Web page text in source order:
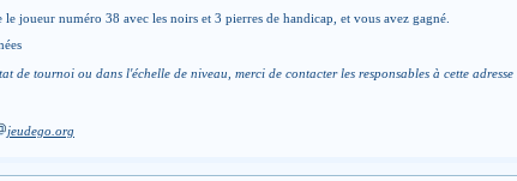
joueur numéro 38 avec les noirs et 3 pierres de handicap, et vous avez gagné.
de tournoi ou dans l'échelle de niveau, merci de contacter les responsables à cette adresse
jeudego.org